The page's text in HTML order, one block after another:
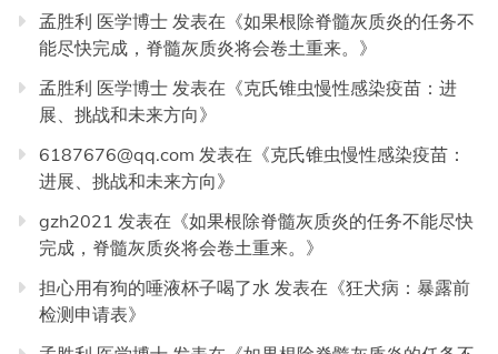
孟胜利 医学博士 发表在《如果根除脊髓灰质炎的任务不
能尽快完成，脊髓灰质炎将会卷土重来。 》
孟胜利 医学博士 发表在《克氏锥虫慢性感染疫苗：进
展、挑战和未来方向》
6187676@qq.com 发表在《克氏锥虫慢性感染疫苗：
进展、挑战和未来方向》
gzh2021 发表在《如果根除脊髓灰质炎的任务不能尽快
完成，脊髓灰质炎将会卷土重来。 》
担心用有狗的唾液杯子喝了水 发表在《狂犬病：暴露前
检测申请表》